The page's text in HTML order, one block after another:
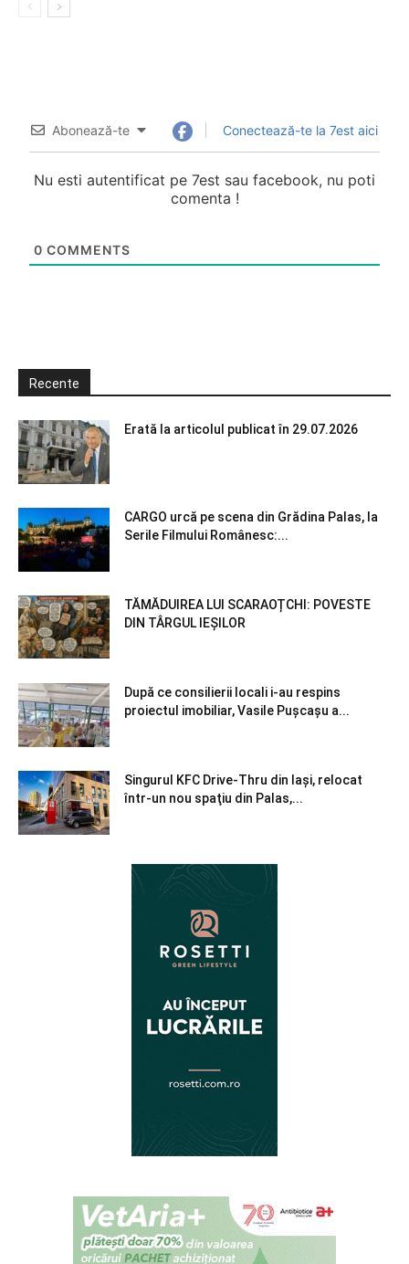
Abonează-te Conectează-te la 7est aici
Nu esti autentificat pe 7est sau facebook, nu poti
comenta !
0 COMMENTS
Recente
Erată la articolul publicat în 29.07.2026
CARGO urcă pe scena din Grădina Palas, la
Serile Filmului Românesc:...
TĂMĂDUIREA LUI SCARAOȚCHI: POVESTE
DIN TÂRGUL IEȘILOR
După ce consilierii locali i-au respins
proiectul imobiliar, Vasile Pușcașu a...
Singurul KFC Drive-Thru din Iași, relocat
într-un nou spaţiu din Palas,...